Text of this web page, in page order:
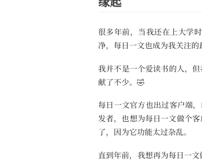
很多年前，当我还在上大学
净，每日一文也成为我关注的
我并不是一个爱读书的人，
献了不少。🤣
每日一文官方也出过客户端
发者，也想为每日一文做个
了，因为它功能太过杂乱。
直到年前，我想再为每日一